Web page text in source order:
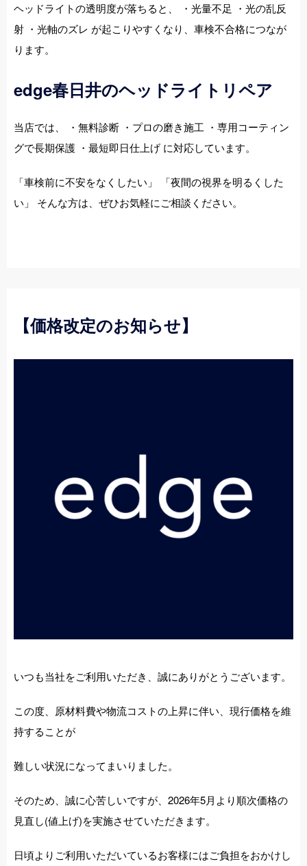
ヘッドライトの透明度が落ちると、 ・光量不足 ・光の乱反
射 ・光軸のズレ が起こりやすくなり、車検不合格につなが
ります。
edge春日井のヘッドライトリペア
当店では、 ・無料診断 ・プロの磨き施工 ・専用コーティン
グで長期保護 ・最短即日仕上げ に対応しています。
「車検前に不安をなくしたい」 「夜間の視界を明るくした
い」 そんな方は、ぜひお気軽にご相談ください。
【価格改定のお知らせ】
いつも当社をご利用いただき、誠にありがとうございます。
この度、原材料費や物流コストの上昇に伴い、現行価格を維
持することが
難しい状況になってまいりました。
そのため、誠に心苦しいですが、2026年5月より順次価格の
見直し(値上げ)を実施させていただきます。
日頃よりご利用いただいているお客様にはご負担をおかけし